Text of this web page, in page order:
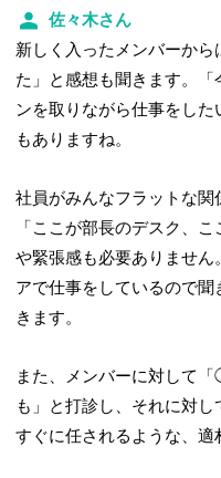
佐々木さん
新しく入ったメンバーか
た」と感想も聞きます。「
ンを取りながら仕事をし
もありますね。
社員がみんなフラットな
「ここが部長のデスク、
や緊張感も必要ありません
アで仕事をしているので
きます。
また、メンバーに対して
も」と打診し、それに対
すぐに任されるような、適